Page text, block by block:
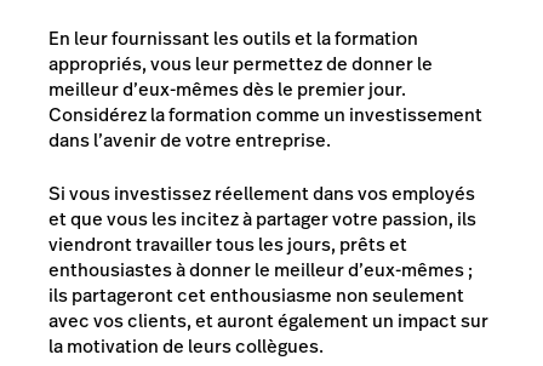
En leur fournissant les outils et la formation
appropriés, vous leur permettez de donner le
meilleur d’eux-mêmes dès le premier jour.
Considérez la formation comme un investissement
dans l’avenir de votre entreprise.
Si vous investissez réellement dans vos employés
et que vous les incitez à partager votre passion, ils
viendront travailler tous les jours, prêts et
enthousiastes à donner le meilleur d’eux-mêmes ;
ils partageront cet enthousiasme non seulement
avec vos clients, et auront également un impact sur
la motivation de leurs collègues.